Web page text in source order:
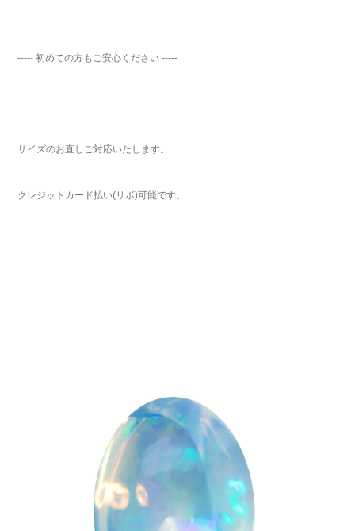
----- 初めての方もご安心ください -----
サイズのお直しご対応いたします。
クレジットカード払い(リボ)可能です。